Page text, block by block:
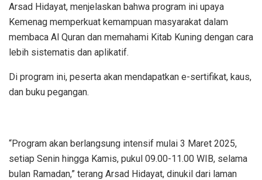
Arsad Hidayat, menjelaskan bahwa program ini upaya
Kemenag memperkuat kemampuan masyarakat dalam
membaca Al Quran dan memahami Kitab Kuning dengan cara
lebih sistematis dan aplikatif.
Di program ini, peserta akan mendapatkan e-sertifikat, kaus,
dan buku pegangan.
“Program akan berlangsung intensif mulai 3 Maret 2025,
setiap Senin hingga Kamis, pukul 09.00-11.00 WIB, selama
bulan Ramadan,” terang Arsad Hidayat, dinukil dari laman